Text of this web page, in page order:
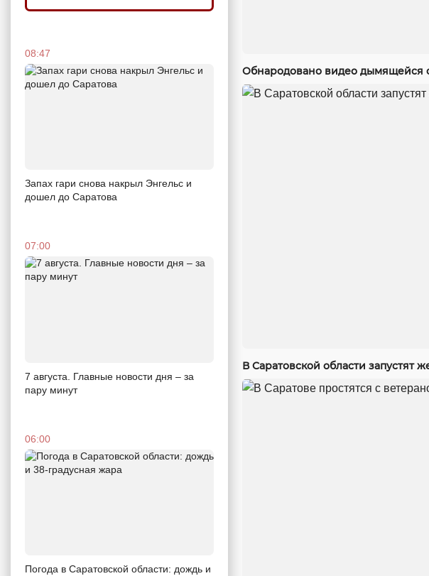
08:47
Запах гари снова накрыл Энгельс и
дошел до Саратова
07:00
7 августа. Главные новости дня – за
пару минут
06:00
Погода в Саратовской области: дождь и
Обнародовано видео дымящейся
В Саратовской области запустят